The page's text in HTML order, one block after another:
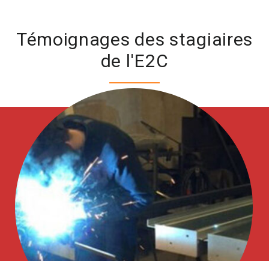
Témoignages des stagiaires
de l'E2C